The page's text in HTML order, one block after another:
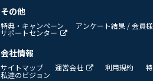
その他
特典・キャンペーン アンケート結果 / 会員
サポートセンター
会社情報
サイトマップ 運営会社 利用規約
私達のビジョン